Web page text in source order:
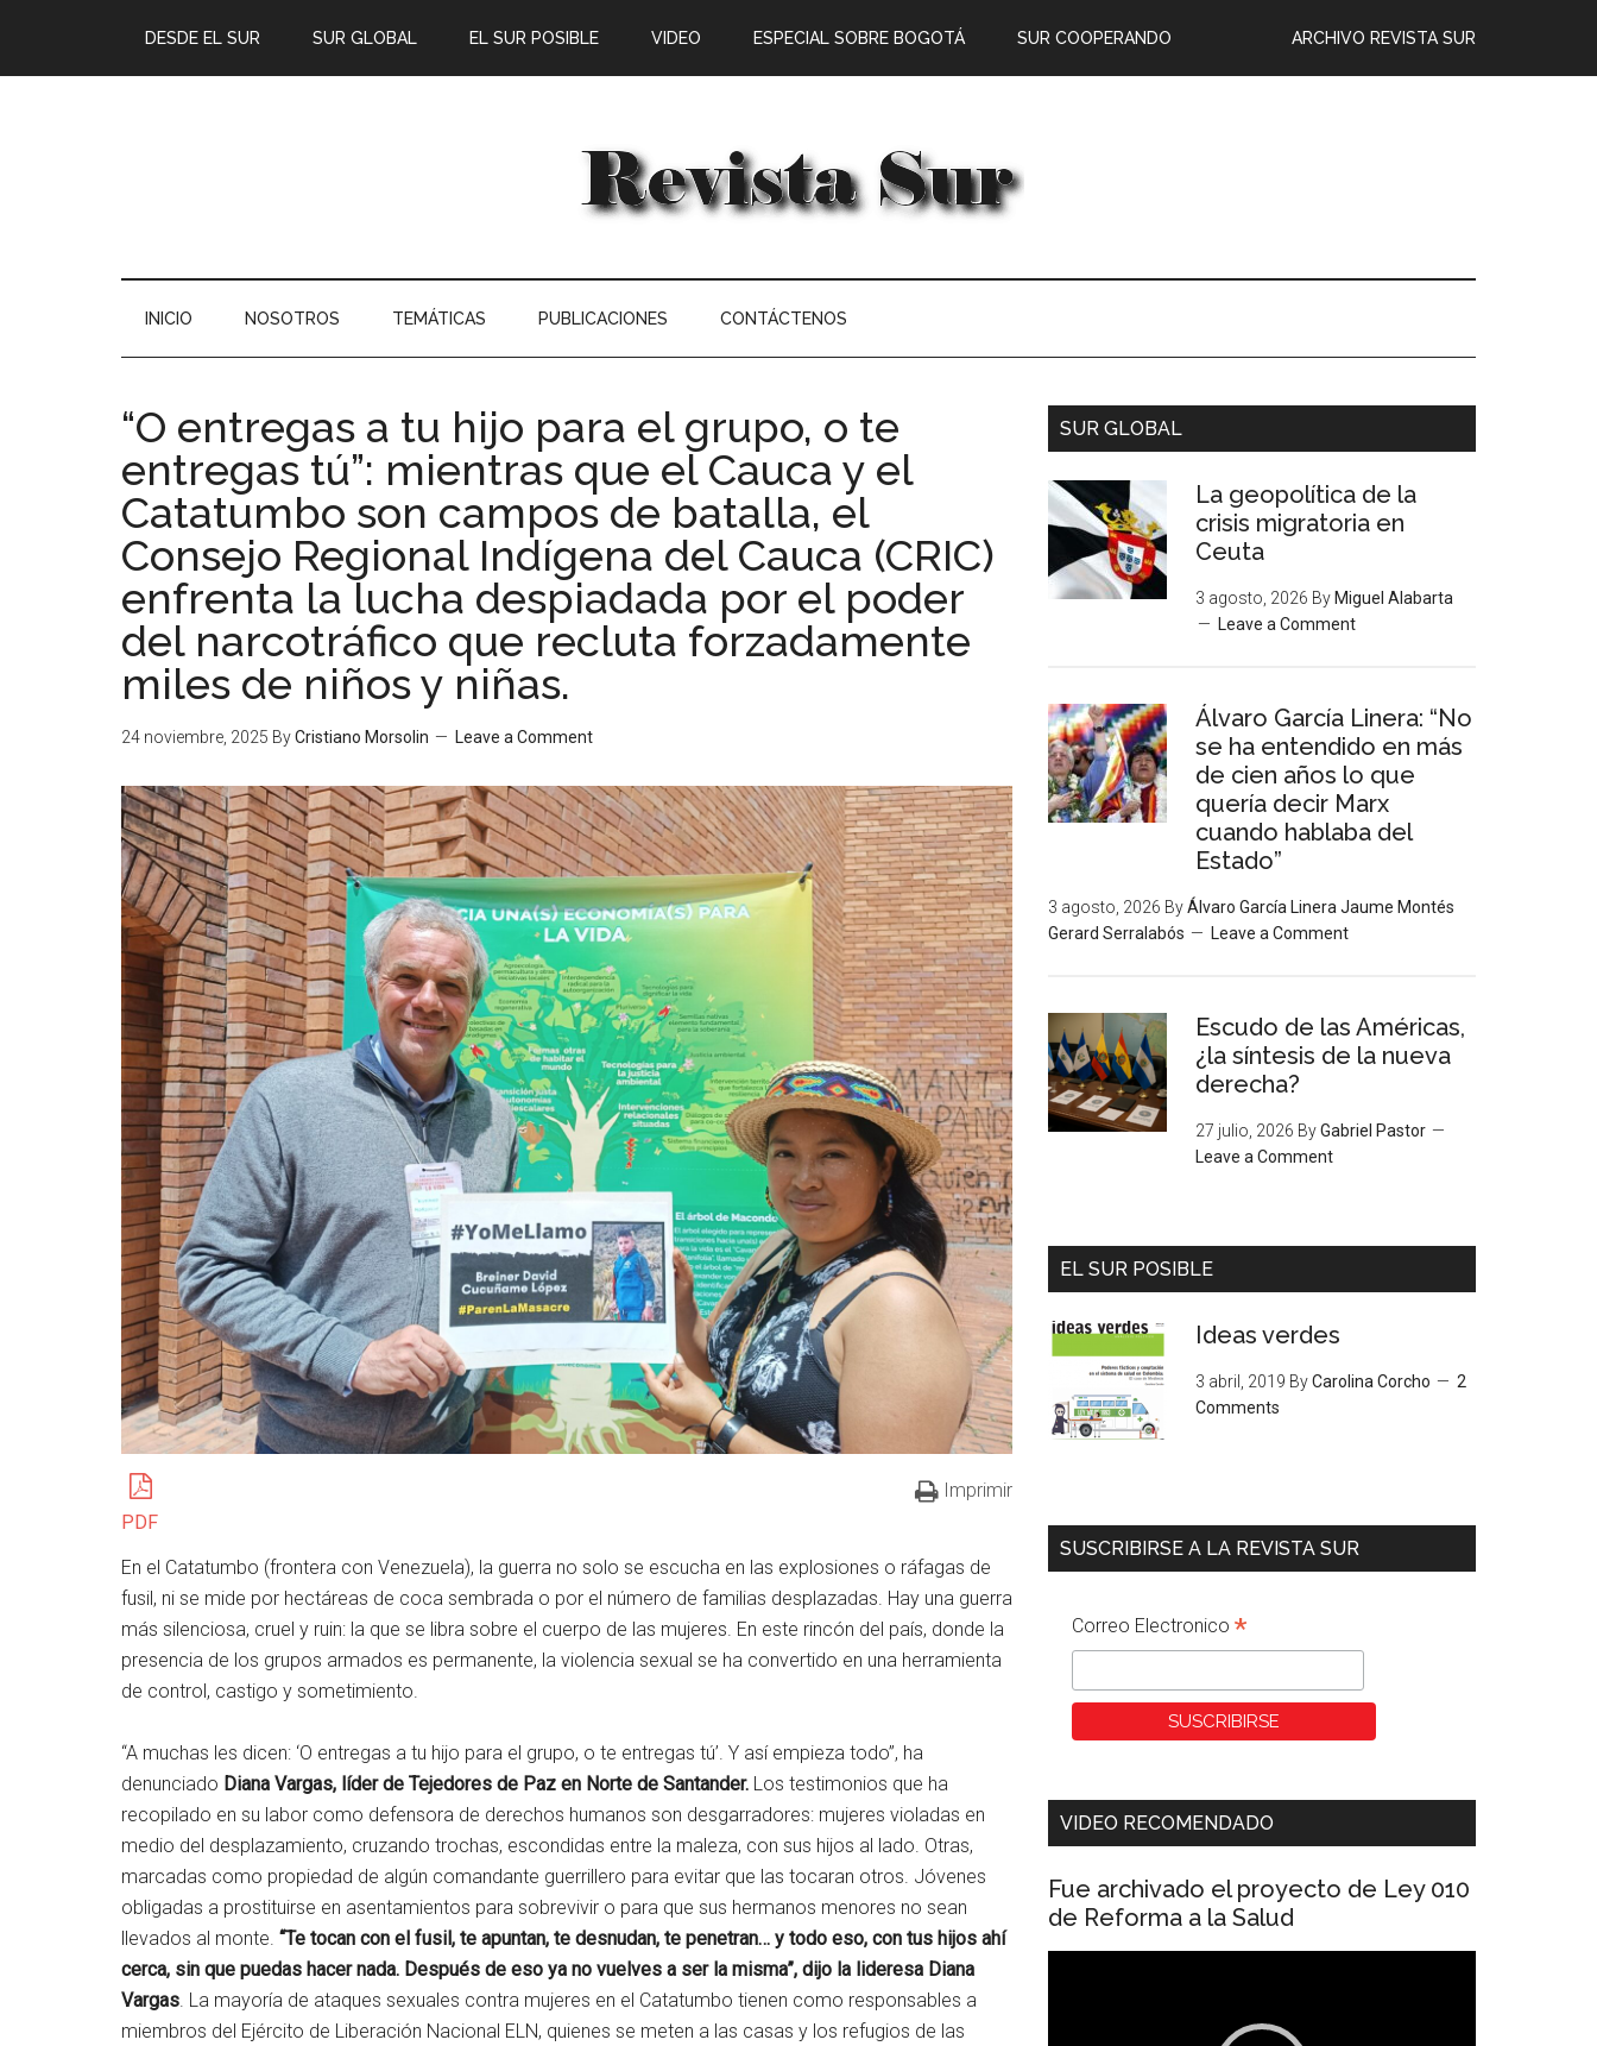
DESDE EL SUR SUR GLOBAL EL SUR POSIBLE ARCHIVO REVISTA SUR
VIDEO ESPECIAL SOBRE BOGOTÁ SUR COOPERANDO
INICIO NOSOTROS TEMÁTICAS PUBLICACIONES CONTÁCTENOS
“O entregas a tu hijo para el grupo, o te
entregas tú”: mientras que el Cauca y el
Catatumbo son campos de batalla, el
Consejo Regional Indígena del Cauca (CRIC)
enfrenta la lucha despiadada por el poder
del narcotráfico que recluta forzadamente
miles de niños y niñas.
24 noviembre, 2025 ByCristiano Morsolin Leave a Comment
PDF
Imprimir
En el Catatumbo (frontera con Venezuela), la guerra no solo se escucha en las explosiones o ráfagas de
fusil, ni se mide por hectáreas de coca sembrada o por el número de familias desplazadas. Hay una guerra
más silenciosa, cruel y ruin: la que se libra sobre el cuerpo de las mujeres. En este rincón del país, donde la
presencia de los grupos armados es permanente, la violencia sexual se ha convertido en una herramienta
de control, castigo y sometimiento.
“A muchas les dicen: ‘O entregas a tu hijo para el grupo, o te entregas tú’. Y así empieza todo”, ha
denunciado Diana Vargas, líder de Tejedores de Paz en Norte de Santander. Los testimonios que ha
recopilado en su labor como defensora de derechos humanos son desgarradores: mujeres violadas en
medio del desplazamiento, cruzando trochas, escondidas entre la maleza, con sus hijos al lado. Otras,
marcadas como propiedad de algún comandante guerrillero para evitar que las tocaran otros. Jóvenes
obligadas a prostituirse en asentamientos para sobrevivir o para que sus hermanos menores no sean
llevados al monte. “Te tocan con el fusil, te apuntan, te desnudan, te penetran… y todo eso, con tus hijos ahí
cerca, sin que puedas hacer nada. Después de eso ya no vuelves a ser la misma”, dijo la lideresa Diana
Vargas. La mayoría de ataques sexuales contra mujeres en el Catatumbo tienen como responsables a
miembros del Ejército de Liberación Nacional ELN, quienes se meten a las casas y los refugios de las
SUR GLOBAL
La geopolítica de la
crisis migratoria en
Ceuta
3 agosto, 2026 By Miguel Alabarta
Leave a Comment
Álvaro García Linera: “No
se ha entendido en más
de cien años lo que
quería decir Marx
cuando hablaba del
Estado”
3 agosto, 2026 ByÁlvaro García Linera Jaume Montés
Gerard Serralabós
Leave a Comment
Escudo de las Américas,
¿la síntesis de la nueva
derecha?
27 julio, 2026 ByGabriel Pastor
Leave a Comment
EL SUR POSIBLE
Ideas verdes
3 abril, 2019 ByCarolina Corcho
2
Comments
SUSCRIBIRSE A LA REVISTA SUR
Correo Electronico *
VIDEO RECOMENDADO
Fue archivado el proyecto de Ley 010
de Reforma a la Salud